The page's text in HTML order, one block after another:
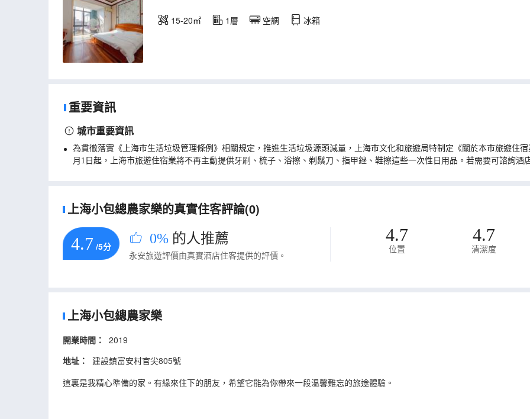
15-20㎡ 1層 空調 冰箱
重要資訊
城市重要資訊
為貫徹落實《上海市生活垃圾管理條例》相關規定，推進生活垃圾源頭減量，上海市文化和旅遊局特制定《關於本市旅遊住
月1日起，上海市旅遊住宿業將不再主動提供牙刷、梳子、浴擦、剃鬚刀、指甲銼、鞋擦這些一次性日用品。若需要可諮詢酒
上海小包總農家樂的真實住客評論(0)
4.7 /5分 0% 的人推薦
永安旅遊評價由真實酒店住客提供的評價。
4.7
位置
4.7
清潔度
上海小包總農家樂
開業時間：
2019
地址：
建設鎮富安村官尖805號
這裏是我精心準備的家。有緣來住下的朋友，希望它能為你帶來一段温馨難忘的旅途體驗。